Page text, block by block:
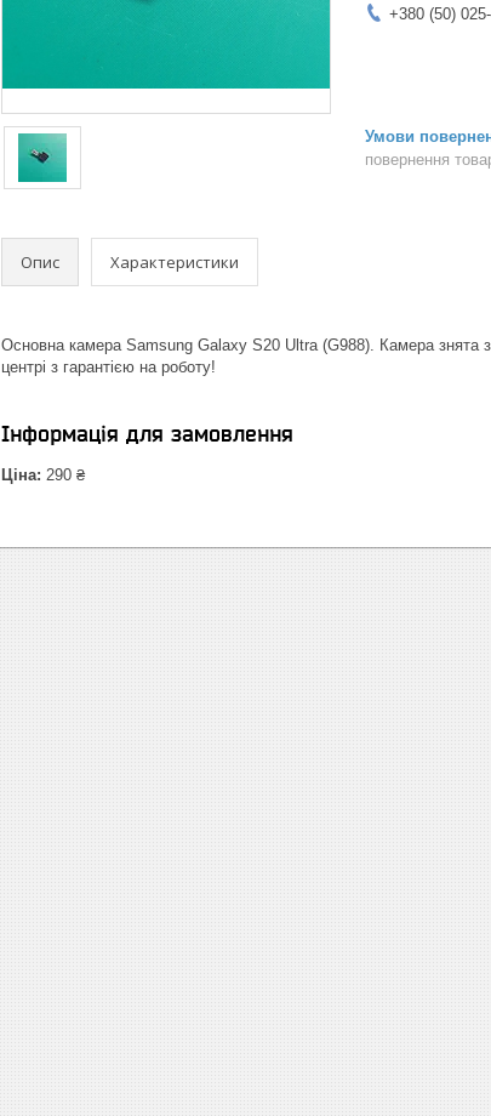
+380 (50)
повернення
Опис Характеристики
Основна камера Samsung Galaxy S20 Ultra (G988). Камера знята
центрі з гарантією на роботу!
Інформація для замовлення
Ціна: 290 ₴